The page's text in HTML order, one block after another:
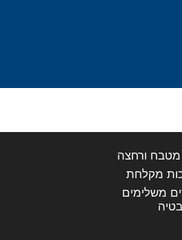
מטבח ורחצה
מקלחת
משלימים